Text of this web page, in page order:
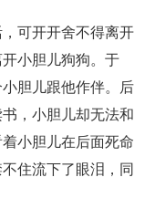
可开开舍不得离开
小胆儿狗狗。于
胆儿跟他作伴。后
，小胆儿却无法和
小胆儿在后面死命
住流下了眼泪，同